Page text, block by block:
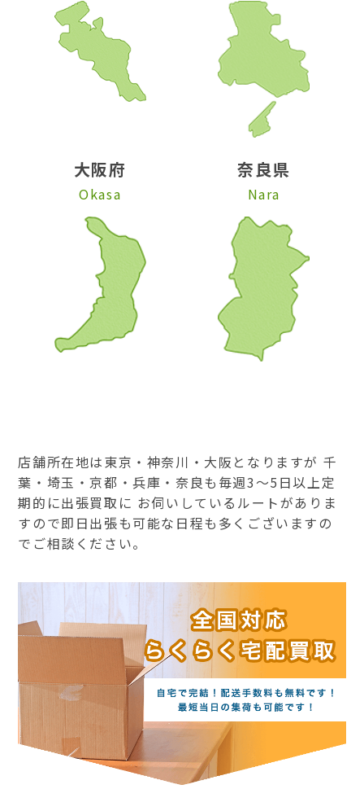
大阪府
Okasa
奈良県
Nara
店舗所在地は東京・神奈川・大阪となりますが 千
葉・埼玉・京都・兵庫・奈良も毎週3～5日以上定
期的に出張買取に お伺いしているルートがありま
すので即日出張も可能な日程も多くございますの
でご相談ください。